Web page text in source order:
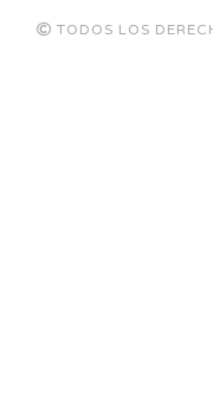
TODOS LOS